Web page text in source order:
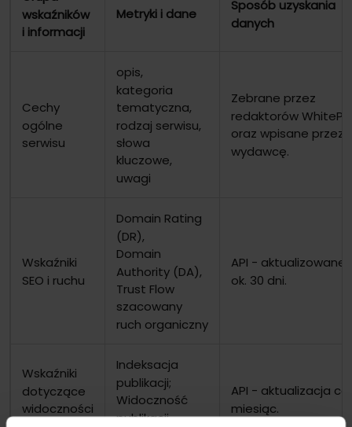
wskaźników
i informacji
Metryki i dane
Sposób uzyskania
danych
Cechy
ogólne
serwisu
opis,
kategoria
tematyczna,
rodzaj serwisu,
słowa
kluczowe,
uwagi
Zebrane przez
redaktorów
oraz wpisane przez
wydawcę.
Wskaźniki
SEO i ruchu
Domain Rating
(DR),
Domain
Authority (DA),
Trust Flow
szacowany
ruch organiczny
API - aktualizowane
ok. 30 dni.
Wskaźniki
dotyczące
widoczności
Indeksacja
publikacji;
Widoczność
publikacji
API - aktualizacja co
miesiąc.